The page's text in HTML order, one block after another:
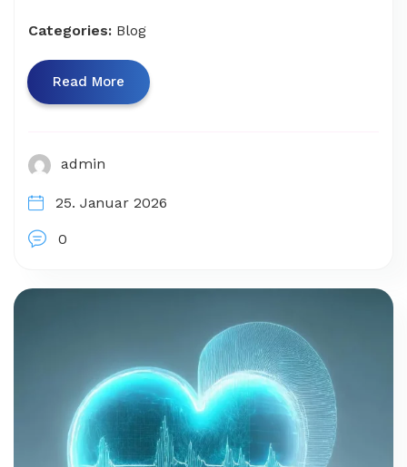
Categories: Blog
Read More
admin
25. Januar 2026
0